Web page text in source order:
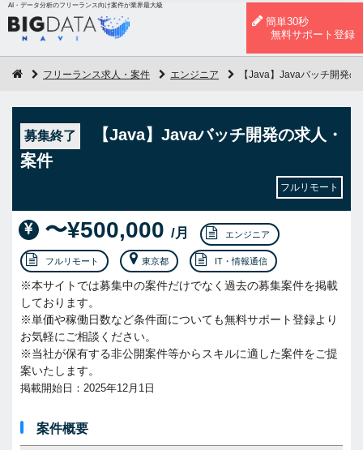
AI・データ分析のフリーランス向け案件が業界最大級
簡単30秒
無料サポート登録
フリーランス求人・案件 エンジニア 【Java】Javaバッチ開発の
募集終了
【Java】Javaバッチ開発の求人・
案件
フルリモート
〜¥500,000 /月 エンジニア
フルリモート 東京都 IT・情報通信
※本サイトでは募集中の案件だけでなく過去の募集案件を掲載
しております。
※単価や稼働日数など条件面についても無料サポート登録より
お気軽にご相談ください。
※当社が保有する非公開案件等からスキルに適した案件をご提
案いたします。
掲載開始日：2025年12月1日
案件概要